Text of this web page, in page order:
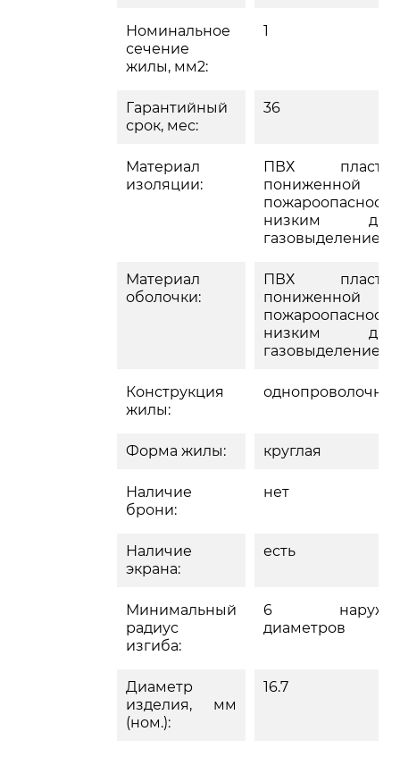
Номинальное
сечение
жилы, мм2:
1
Гарантийный
срок, мес:
36
Материал
изоляции:
ПВХ
пониженной
низким
газовыделением
Материал
оболочки:
ПВХ
пониженной
низким
газовыделением
Конструкция
жилы:
однопроволочная
Форма жилы: круглая
Наличие
брони:
нет
Наличие
экрана:
есть
Минимальный
радиус
изгиба:
6
диаметров
Диаметр
изделия, мм
(ном.):
16.7